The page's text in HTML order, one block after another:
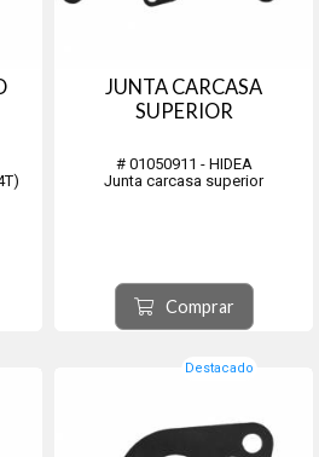
JUNTA CARCASA
SUPERIOR
# 01050911 - HIDEA
Junta carcasa superior
Comprar
Destacado